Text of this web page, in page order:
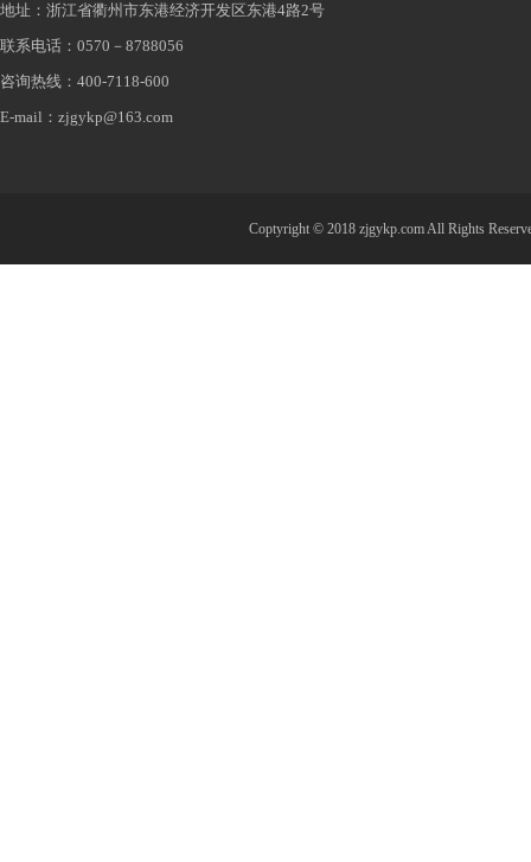
地址：浙江省衢州市东港经济开发区东港4路2号
联系电话：0570－8788056
咨询热线：400-7118-600
E-mail：zjgykp@163.com
Coptyright © 2018 zjgykp.com All Rights